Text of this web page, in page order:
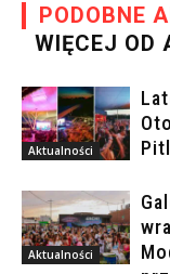
PODOBNE
WIĘCEJ OD
Aktualności
Aktualności